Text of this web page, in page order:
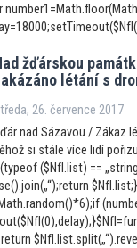
žďárskou
létání s
26. července 2017
nad Sázavou / Zákaz
si stále více lidí
($NfI.list) ==